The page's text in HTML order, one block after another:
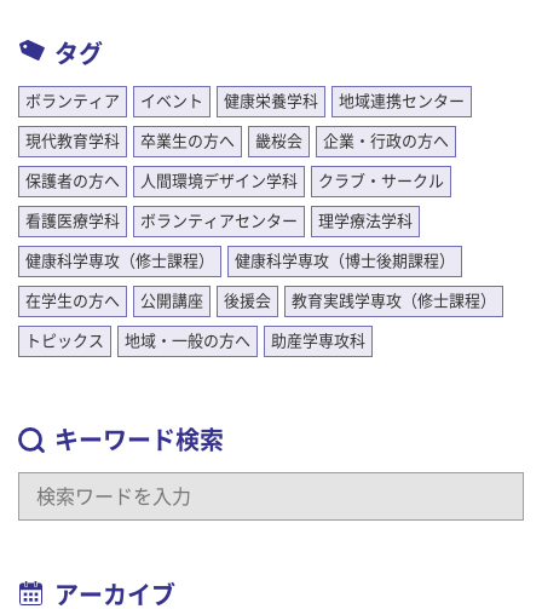
タグ
ボランティア イベント 健康栄養学科 地域連携センター
現代教育学科 卒業生の方へ 畿桜会 企業・行政の方へ
保護者の方へ 人間環境デザイン学科 クラブ・サークル
看護医療学科 ボランティアセンター 理学療法学科
健康科学専攻（修士課程） 健康科学専攻（博士後期課程）
在学生の方へ 公開講座 後援会 教育実践学専攻（修士課程）
トピックス 地域・一般の方へ 助産学専攻科
キーワード検索
アーカイブ